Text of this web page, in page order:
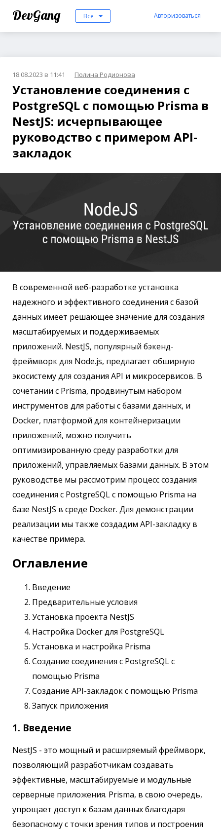
DevGang Все Авторизоваться
18.08.2023 в 11:41 Полина Родионова
Установление соединения с
PostgreSQL с помощью Prisma в
NestJS: исчерпывающее
руководство с примером API-
закладок
В современной веб-разработке установка
надежного и эффективного соединения с базой
данных имеет решающее значение для создания
масштабируемых и поддерживаемых
приложений. NestJS, популярный бэкенд-
фреймворк для Node.js, предлагает обширную
экосистему для создания API и микросервисов. В
сочетании с Prisma, продвинутым набором
инструментов для работы с базами данных, и
Docker, платформой для контейнеризации
приложений, можно получить
оптимизированную среду разработки для
приложений, управляемых базами данных. В этом
руководстве мы рассмотрим процесс создания
соединения с PostgreSQL с помощью Prisma на
базе NestJS в среде Docker. Для демонстрации
реализации мы также создадим API-закладку в
качестве примера.
Оглавление
Введение
Предварительные условия
Установка проекта NestJS
Настройка Docker для PostgreSQL
Установка и настройка Prisma
Создание соединения с PostgreSQL с
помощью Prisma
Создание API-закладок с помощью Prisma
Запуск приложения
1. Введение
NestJS - это мощный и расширяемый фреймворк,
позволяющий разработчикам создавать
эффективные, масштабируемые и модульные
серверные приложения. Prisma, в свою очередь,
упрощает доступ к базам данных благодаря
безопасному с точки зрения типов и построения